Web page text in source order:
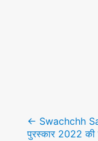
← Swachchh
पुरस्कार 2022 की